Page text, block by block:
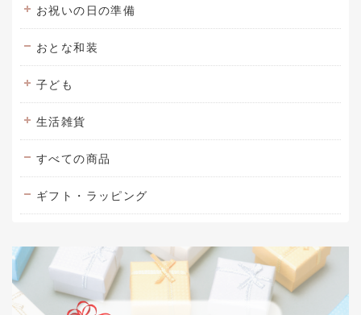
お祝いの日の準備
おとな和装
子ども
生活雑貨
すべての商品
ギフト・ラッピング